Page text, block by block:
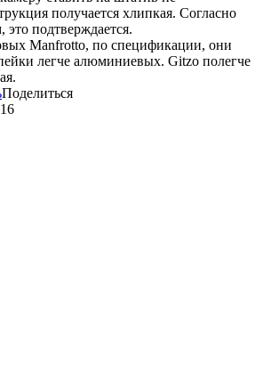
получается хлипкая. Согласно
подтверждается.
Manfrotto, по спецификации, они
легче алюминиевых. Gitzo полегче
Поделиться